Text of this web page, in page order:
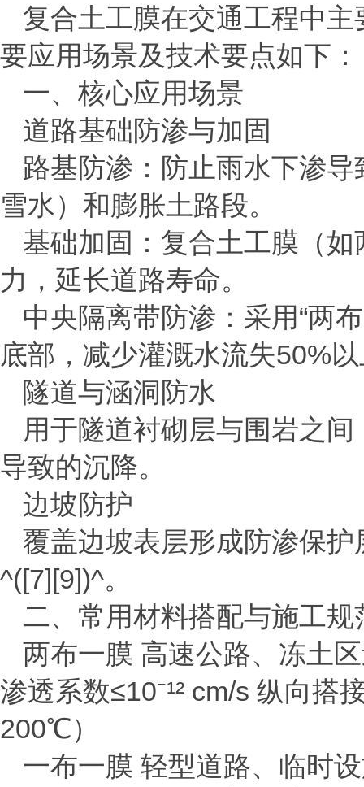
复合土工膜在交通工程中
要应用场景及技术要点如下：
一、核心应用场景
‌道路基础防渗与加固‌
路基防渗‌：防止雨水下渗
雪水）和膨胀土路段。
基础加固‌：复合土工膜（
力，延长道路寿命。
中央隔离带防渗‌：采用“两
底部，减少灌溉水流失50%
‌隧道与涵洞防水‌
用于隧道衬砌层与围岩之
导致的沉降。
‌边坡防护‌
覆盖边坡表层形成防渗保
^([7][9])^。
二、常用材料搭配与施工规
两布一膜‌ 高速公路、冻土
渗透系数≤10⁻¹² cm/s 纵向搭
200℃）
一布一膜‌ 轻型道路、临时